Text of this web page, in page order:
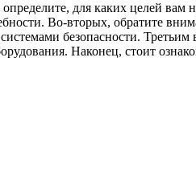
для каких целей вам
Во-вторых, обратите
безопасности.
Наконец, стоит